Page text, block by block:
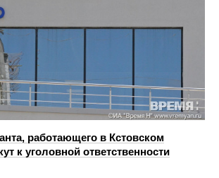
работающего в Кстовском
к уголовной ответственности